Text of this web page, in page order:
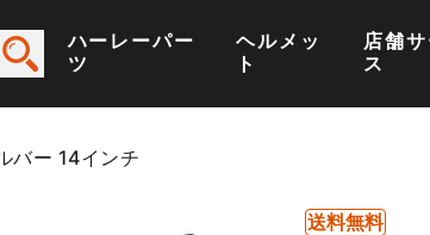
ハーレーパー
ツ
ヘルメッ
ト
店舗
ス
バー 14インチ
送料無料